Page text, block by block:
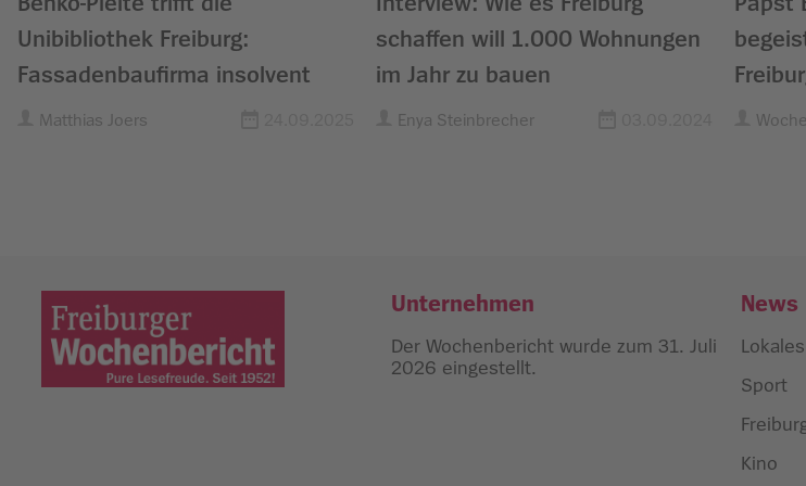
Unibibliothek Freiburg:
Fassadenbaufirma insolvent
Matthias Joers
schaffen will 1.000 Wohnungen
im Jahr zu bauen
Enya Steinbrecher
Unternehmen
Der Wochenbericht wurde zum 31. Juli
2026 eingestellt.
News
Lokales
Sport
Kino